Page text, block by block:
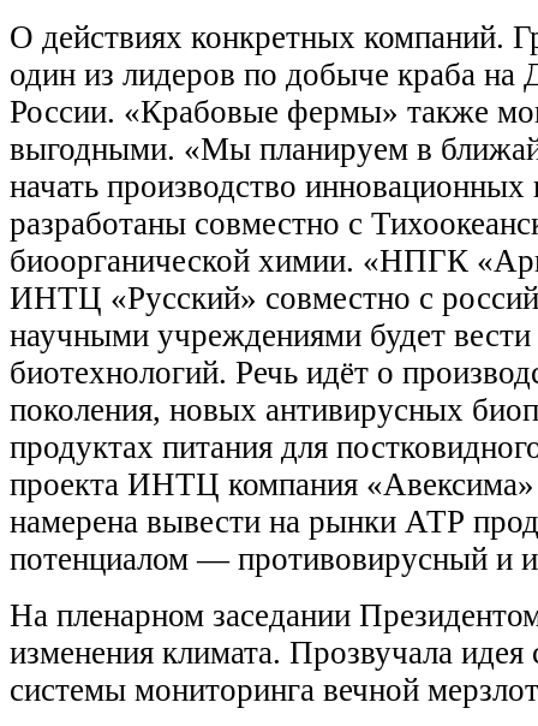
О действиях конкретных компаний.
один из лидеров по добыче краба на
России. «Крабовые фермы» также
выгодными. «Мы планируем в
начать производство
разработаны совместно с
биоорганической химии. «НПГК
ИНТЦ «Русский» совместно с
научными учреждениями будет
биотехнологий. Речь идёт о
поколения, новых антивирусных
продуктах питания для
проекта ИНТЦ компания
намерена вывести на рынки АТР
потенциалом — противовирусный и
На пленарном заседании
изменения климата. Прозвучала идея
системы мониторинга вечной